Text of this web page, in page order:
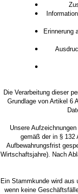
Erinnerung
Die Verarbeitung dieser
Grundlage von Artikel 6
Unsere
gemäß der in § 132
Aufbewahrungsfrist
Wirtschaftsjahre). Nach
Ein Stammkunde wird aus
wenn keine